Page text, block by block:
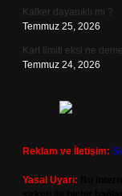
Kalker dayanıklı mı ?
Temmuz 25, 2026
Kart limiti eksi ne
Temmuz 24, 2026
Reklam ve İletişim:
Yasal Uyarı: